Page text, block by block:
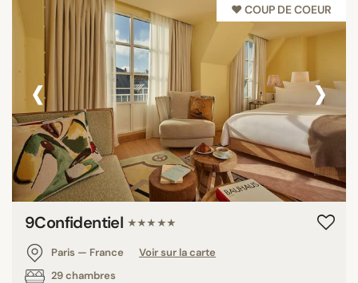
♥︎ COUP DE COEUR
‹ ›
9Confidentiel ★★★★★
Paris — France
Voir sur la carte
29 chambres